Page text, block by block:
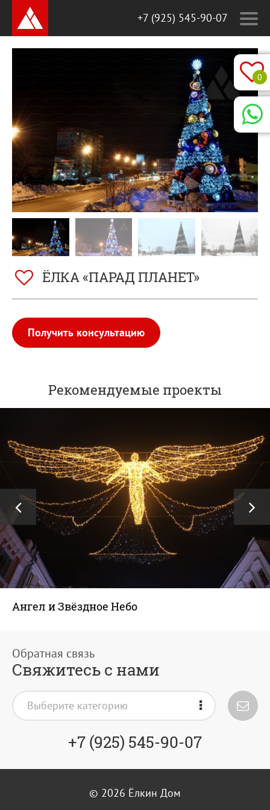
0
+7 (925) 545-90-07
ЁЛКА «ПАРАД ПЛАНЕТ»
Получить консультацию
Рекомендуемые проекты
Ангел и Звёздное Небо
Свяжитесь с нами
Выберите категорию
+7 (925) 545-90-07
© 2026 Ёлкин Дом